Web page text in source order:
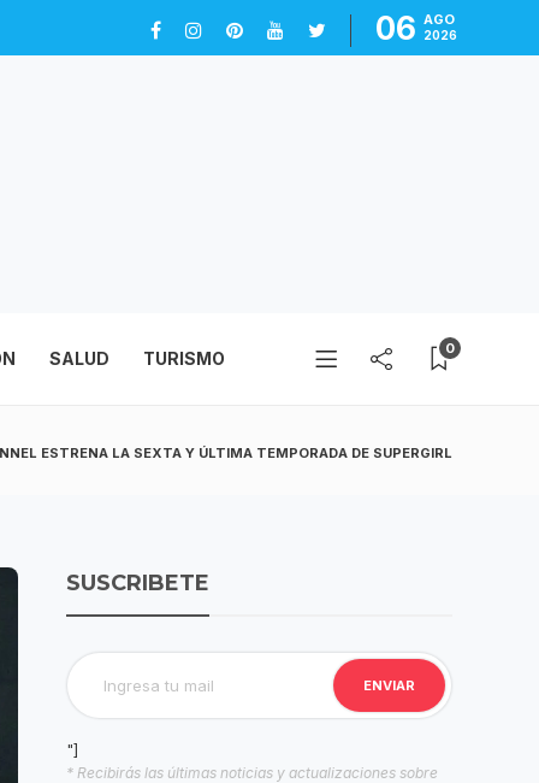
06 AGO
2026
SALUD TURISMO 0
ESTRENA LA SEXTA Y ÚLTIMA TEMPORADA DE SUPERGIRL
SUSCRIBETE
"]
* Recibirás las últimas noticias y actualizaciones sobre